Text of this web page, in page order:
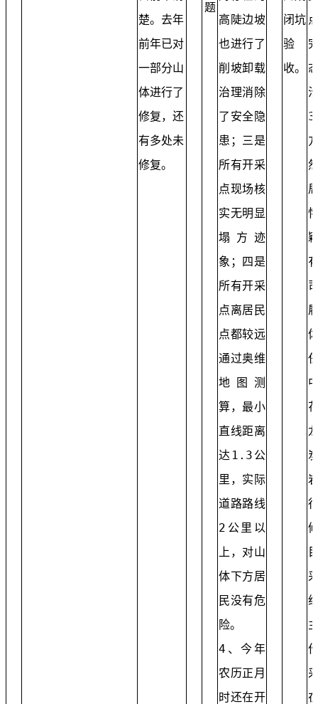
楚。去年
前年已对
一部分山
体进行了
修复，还
有多处未
修复。
题
高陡边坡
也进行了
削坡卸载
治理消除
了安全隐
患；三是
所有开采
点现场核
实无明显
塌方迹
象；四是
所有开采
点离居民
点都较远
通过奥维
地图测
算，最小
直线距离
达1.3公
里，实际
道路路线
2公里以
上，对山
体下方居
民没有危
险。
4、今年
农历正月
时还在开
闭坑
验
收。
3